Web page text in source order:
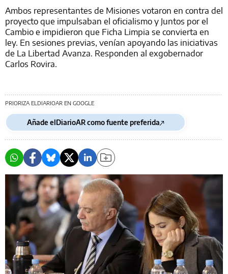
Ambos representantes de Misiones votaron en contra del
proyecto que impulsaban el oficialismo y Juntos por el
Cambio e impidieron que Ficha Limpia se convierta en
ley. En sesiones previas, venían apoyando las iniciativas
de La Libertad Avanza. Responden al exgobernador
Carlos Rovira.
PRIORIZA ELDIARIOAR EN GOOGLE
Añade elDiarioAR como fuente preferida